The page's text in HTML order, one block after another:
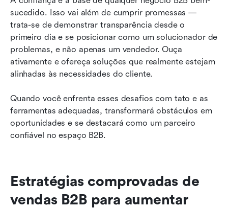
sucedido. Isso vai além de cumprir promessas —
trata-se de demonstrar transparência desde o
primeiro dia e se posicionar como um solucionador de
problemas, e não apenas um vendedor. Ouça
ativamente e ofereça soluções que realmente estejam
alinhadas às necessidades do cliente.
Quando você enfrenta esses desafios com tato e as
ferramentas adequadas, transformará obstáculos em
oportunidades e se destacará como um parceiro
confiável no espaço B2B.
Estratégias comprovadas de
vendas B2B para aumentar